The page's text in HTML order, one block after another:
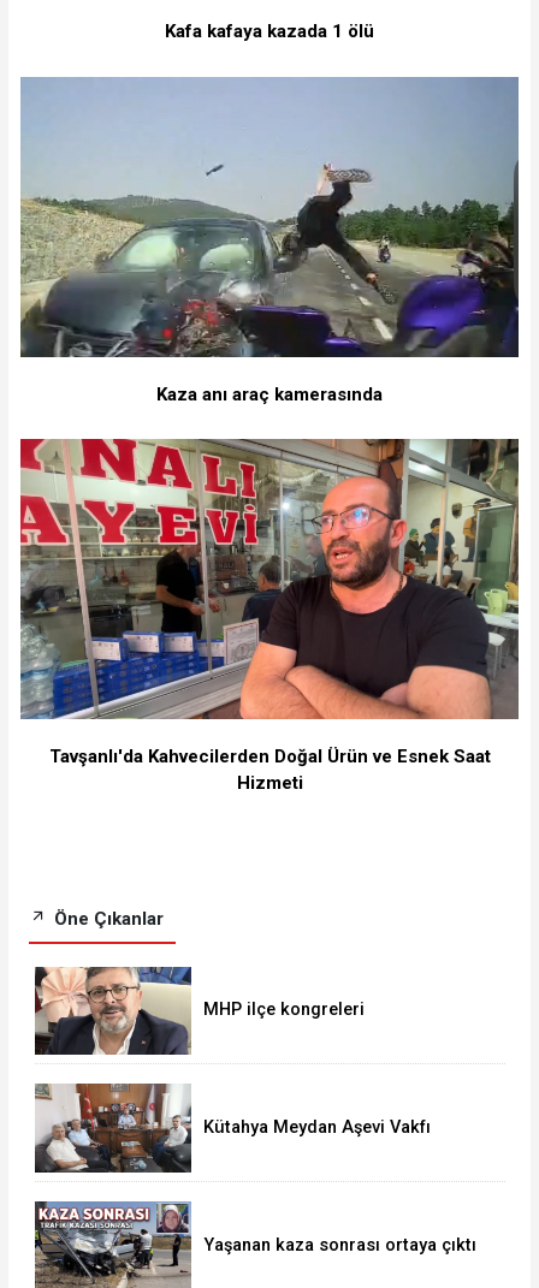
Kafa kafaya kazada 1 ölü
Kaza anı araç kamerasında
Tavşanlı'da Kahvecilerden Doğal Ürün ve Esnek Saat
Hizmeti
Öne Çıkanlar
MHP ilçe kongreleri
Kütahya Meydan Aşevi Vakfı
Yaşanan kaza sonrası ortaya çıktı